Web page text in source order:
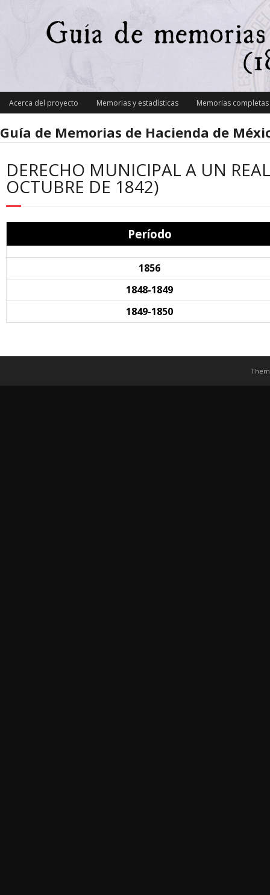
Acerca del proyecto Memorias y estadísticas Memorias
Guía de Memorias de Hacienda de
DERECHO MUNICIPAL A UN
OCTUBRE DE 1842)
Período
1856
1848-1849
1849-1850